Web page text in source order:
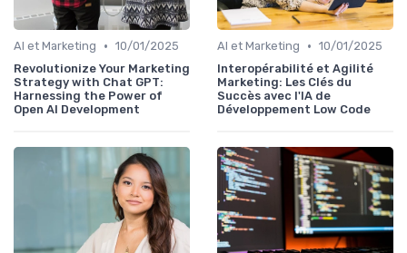
AI et Marketing • 10/01/2025
Revolutionize Your Marketing
Strategy with Chat GPT:
Harnessing the Power of
Open AI Development
AI et Marketing • 10/01/2025
Interopérabilité et Agilité
Marketing: Les Clés du
Succès avec l'IA de
Développement Low Code